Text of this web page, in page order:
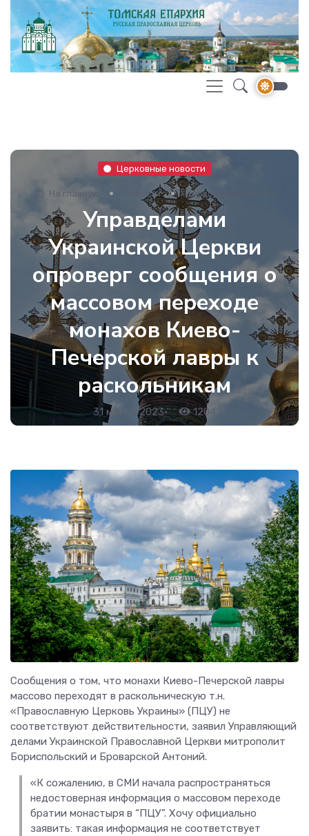
Церковные новости
На главную Новости Церковные новости
Управделами
Украинской Церкви
опроверг сообщения о
массовом переходе
монахов Киево-
Печерской лавры к
раскольникам
31 марта 2023• 1204
Сообщения о том, что монахи Киево-Печерской лавры
массово переходят в раскольническую т.н.
«Православную Церковь Украины» (ПЦУ) не
соответствуют действительности, заявил Управляющий
делами Украинской Православной Церкви митрополит
Бориспольский и Броварской Антоний.
«К сожалению, в СМИ начала распространяться
недостоверная информация о массовом переходе
братии монастыря в “ПЦУ”. Хочу официально
заявить: такая информация не соответствует